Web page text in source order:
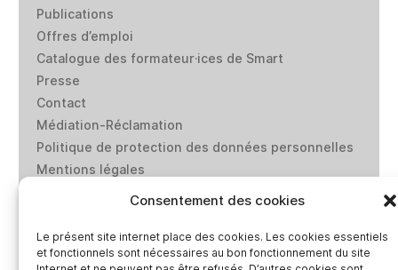
Consentement des cookies
Le présent site internet place des cookies. Les cookies essentiels
et fonctionnels sont nécessaires au bon fonctionnement du site
Publications
Offres d’emploi
Catalogue des formateur·ices de Smart
Presse
Contact
Médiation-Réclamation
Politique de protection des données personnelles
Mentions légales
Réseaux sociaux